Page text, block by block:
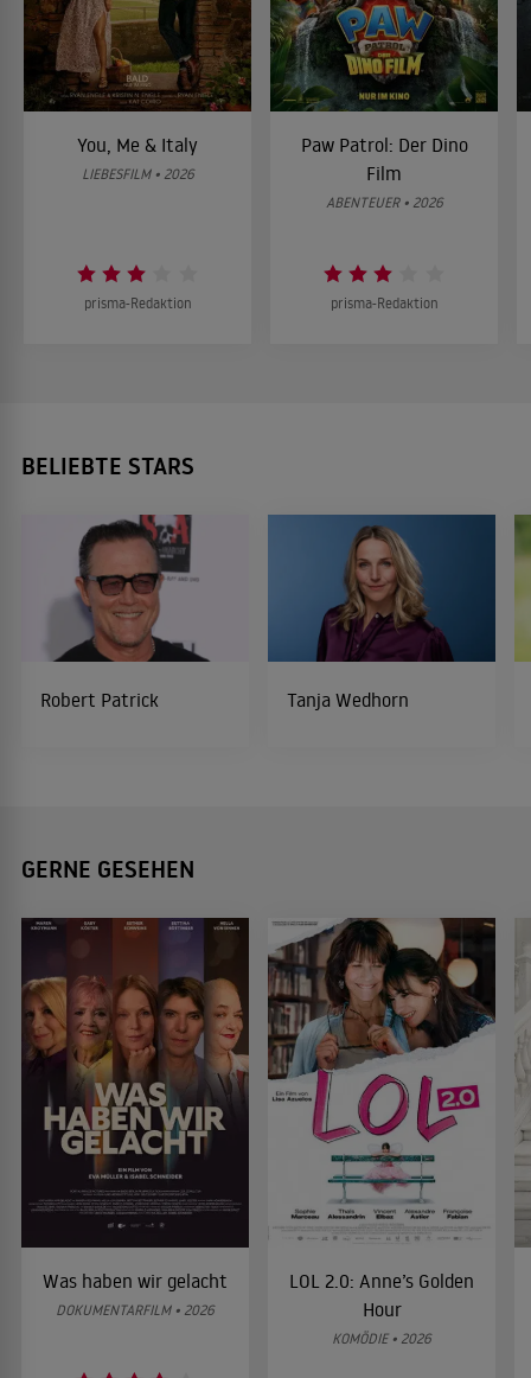
You, Me & Italy
LIEBESFILM • 2026
prisma-Redaktion
Paw Patrol: Der Dino
Film
ABENTEUER • 2026
prisma-Redaktion
BELIEBTE STARS
Robert Patrick Tanja Wedhorn
GERNE GESEHEN
Was haben wir gelacht
DOKUMENTARFILM • 2026
LOL 2.0: Anne’s Golden
Hour
KOMÖDIE • 2026